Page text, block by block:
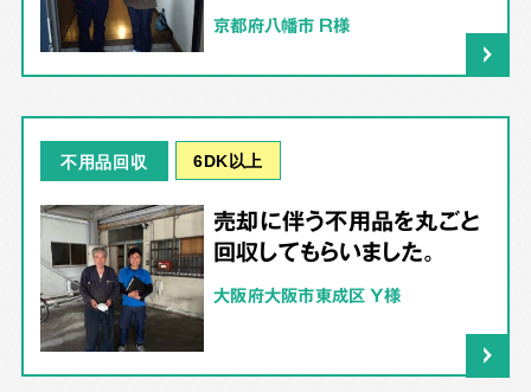
京都府八幡市 R様
不用品回収 6DK以上
売却に伴う不用品を丸ごと
回収してもらいました。
大阪府大阪市東成区 Y様